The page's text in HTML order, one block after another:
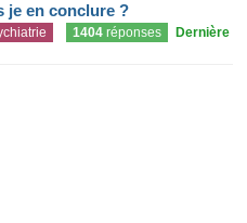
je en conclure ?
1404 réponses
Dernière